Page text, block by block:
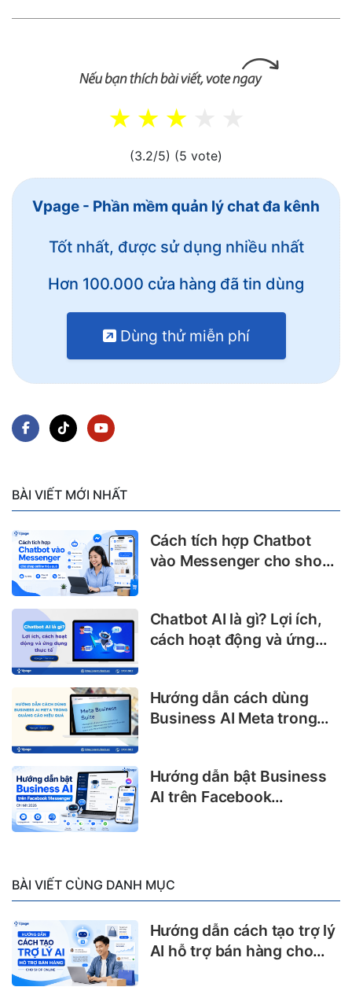
(3.2/5) (5 vote)
Vpage - Phần mềm quản lý chat đa kênh
Tốt nhất, được sử dụng nhiều nhất
Hơn 100.000 cửa hàng đã tin dùng
Dùng thử miễn phí
BÀI VIẾT MỚI NHẤT
Cách tích hợp Chatbot
vào Messenger cho shop
Chatbot AI là gì? Lợi ích,
cách hoạt động và ứng
Hướng dẫn cách dùng
Business AI Meta trong
Hướng dẫn bật Business
AI trên Facebook
BÀI VIẾT CÙNG DANH MỤC
Hướng dẫn cách tạo trợ lý
AI hỗ trợ bán hàng cho